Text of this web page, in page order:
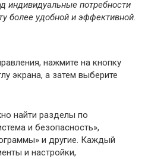
индивидуальные потребности
более удобной и эффективной.
нажмите на кнопку
экрана, а затем выберите
найти разделы по
и безопасность»,
и другие. Каждый
и настройки,